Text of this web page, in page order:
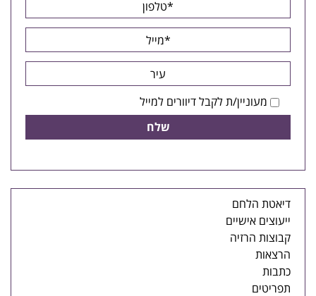
מעוניין/ת לקבל דיוורים למייל
דיאטת הלחם
ייעוצים אישיים
קבוצות הרזיה
הרצאות
כתבות
תפריטים